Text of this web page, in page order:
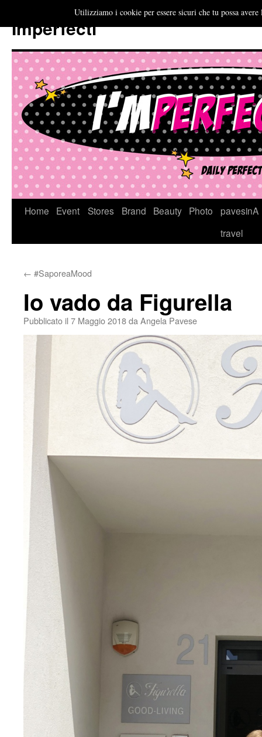
Imperfecti
VaiHome Event Stores Brand Beauty Photo
pavesinA
travel
← #SaporeaMood
Io vado da Figurella
Pubblicato il 7 Maggio 2018da Angela Pavese
Utilizziamo i cookie per essere sicuri che tu possa